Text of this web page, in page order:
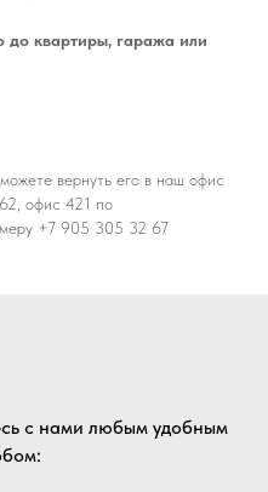
до квартиры, гаража или
вернуть его в наш офис
офис 421 по
+7 905 305 32 67
с нами любым удобным